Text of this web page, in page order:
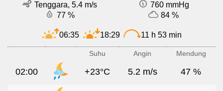
Tenggara, 5.4 m/s
760 mmHg
77 %
84 %
06:35 18:29 11 h 53 min
Suhu Angin Mendung
02:00 +23°C 5.2 m/s 47 %